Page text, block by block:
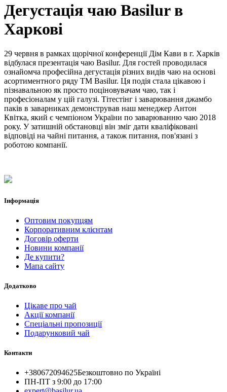
Дегустація чаю Вasilur в
Харкові
29 червня в рамках щорічної конференції Дім Кави в г. Харкiв
відбулася презентація чаю Вasilur. Для гостей проводилася
ознайомча професійна дегустація різних видів чаю на основі
асортиментного ряду ТМ Basilur. Ця подія стала цікавою і
пізнавальною як просто поціновувачам чаю, так і
професіоналам у цій галузі. Тітестінг і заварювання джамбо
паків в заварниках демонстрував наш менеджер Антон
Квітка, який є чемпіоном України по заварюванню чаю 2018
року. У затишній обстановці він зміг дати кваліфіковані
відповіді на чайні питання, а також питання, пов'язані з
роботою компанії.
Інформація
Оптовим покупцям
Корпоративним клієнтам
Договір оферти
Новини компанії
Де купити?
Мапа сайту
Додатково
Цікаве про чай
Акції компанії
Спеціальні пропозиції
Подарунковий чай
Контакти
+380672094625Безкоштовно по Україні
ПН-ПТ з 9:00 до 17:00